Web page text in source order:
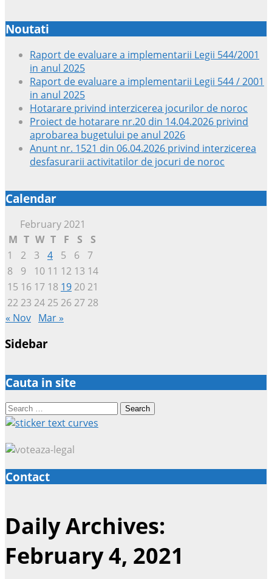
Noutati
Raport de evaluare a implementarii Legii 544/2001
in anul 2025
Raport de evaluare a implementarii Legii 544 / 2001
in anul 2025
Hotarare privind interzicerea jocurilor de noroc
Proiect de hotarare nr.20 din 14.04.2026 privind
aprobarea bugetului pe anul 2026
Anunt nr. 1521 din 06.04.2026 privind interzicerea
desfasurarii activitatilor de jocuri de noroc
Calendar
February 2021
M T W T F S
S
1
2 3 4 5 6
7
8
9 10 11 12 13 14
15 16 17 18 19 20 21
22 23 24 25 26 27 28
« Nov Mar »
Sidebar
Cauta in site
Search
for:
Contact
Daily Archives:
February 4, 2021